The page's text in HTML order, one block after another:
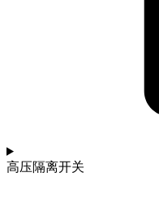
高压隔离开关